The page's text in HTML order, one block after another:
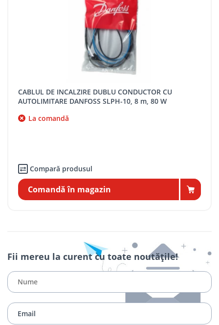
CABLUL DE INCALZIRE DUBLU CONDUCTOR CU
AUTOLIMITARE DANFOSS SLPH-10, 8 m, 80 W
La comandă
Compară produsul
Comandă în magazin
Fii mereu la curent cu toate noutățile!